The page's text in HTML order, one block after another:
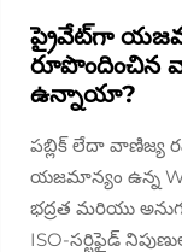
ప్రైవేట్‌గా
రూపొందించిన
ఉన్నాయా?
పబ్లిక్ లేదా
యజమాన్యం ఉన్న
భద్రత మరియు
ISO-సర్టిఫైడ్